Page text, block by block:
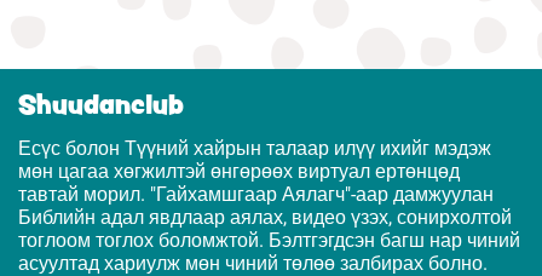
Shuudanclub
Есүс болон Түүний хайрын талаар илүү ихийг мэдэж
мөн цагаа хөгжилтэй өнгөрөөх виртуал ертөнцөд
тавтай морил. "Гайхамшгаар Аялагч"-аар дамжуулан
Библийн адал явдлаар аялах, видео үзэх, сонирхолтой
тоглоом тоглох боломжтой. Бэлтгэгдсэн багш нар чиний
асуултад хариулж мөн чиний төлөө залбирах болно.